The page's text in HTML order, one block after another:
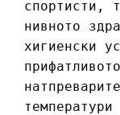
спортисти,
нивното
хигиенски